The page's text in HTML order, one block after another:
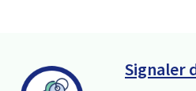
Signaler